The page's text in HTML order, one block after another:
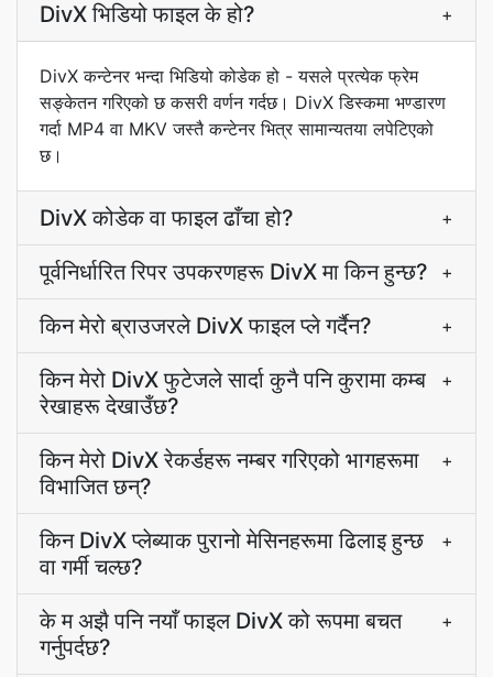
DivX भिडियो फाइल के हो? +
DivX कन्टेनर भन्दा भिडियो कोडेक हो - यसले प्रत्येक फ्रेम
सङ्केतन गरिएको छ कसरी वर्णन गर्दछ। DivX डिस्कमा भण्डारण
गर्दा MP4 वा MKV जस्तै कन्टेनर भित्र सामान्यतया लपेटिएको
छ।
DivX कोडेक वा फाइल ढाँचा हो? +
पूर्वनिर्धारित रिपर उपकरणहरू DivX मा किन हुन्छ? +
किन मेरो ब्राउजरले DivX फाइल प्ले गर्दैन? +
किन मेरो DivX फुटेजले सार्दा कुनै पनि कुरामा कम्ब
रेखाहरू देखाउँछ?
+
किन मेरो DivX रेकर्डहरू नम्बर गरिएको भागहरूमा
विभाजित छन्?
+
किन DivX प्लेब्याक पुरानो मेसिनहरूमा ढिलाइ हुन्छ
वा गर्मी चल्छ?
+
के म अझै पनि नयाँ फाइल DivX को रूपमा बचत
गर्नुपर्दछ?
+